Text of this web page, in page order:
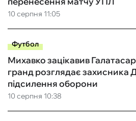
10 серпня 11:05
Футбол
10 серпня 10:38
Михавко зацікавив
гранд розглядає захисника
підсилення оборони